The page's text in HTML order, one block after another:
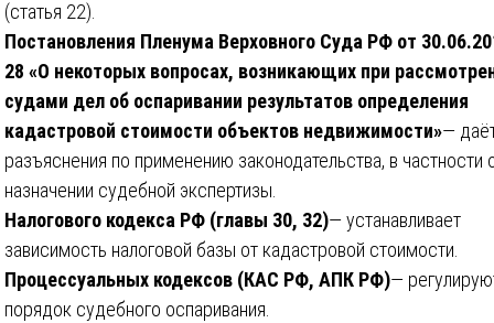
(статья 22).
Постановления Пленума Верховного Суда РФ от
28 «О некоторых вопросах, возникающих при
судами дел об оспаривании результатов определения
кадастровой стоимости объектов недвижимости»—
разъяснения по применению законодательства, в частности
назначении судебной экспертизы.
Налогового кодекса РФ (главы 30, 32)— устанавливает
зависимость налоговой базы от кадастровой стоимости.
Процессуальных кодексов (КАС РФ, АПК РФ)—
порядок судебного оспаривания.